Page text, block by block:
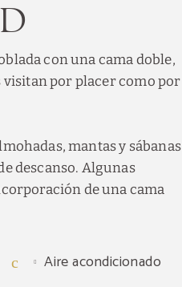
con una cama doble,
por placer como por
mantas y sábanas
descanso. Algunas
de una cama
Aire acondicionado